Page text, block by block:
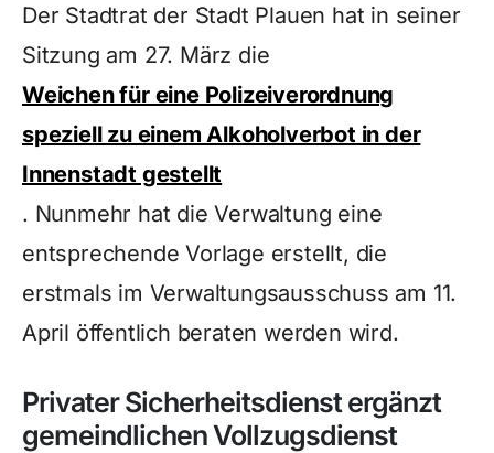
Der Stadtrat der Stadt Plauen hat in seiner
Sitzung am 27. März die
Weichen für eine Polizeiverordnung
speziell zu einem Alkoholverbot in der
Innenstadt gestellt
. Nunmehr hat die Verwaltung eine
entsprechende Vorlage erstellt, die
erstmals im Verwaltungsausschuss am 11.
April öffentlich beraten werden wird.
Privater Sicherheitsdienst ergänzt
gemeindlichen Vollzugsdienst